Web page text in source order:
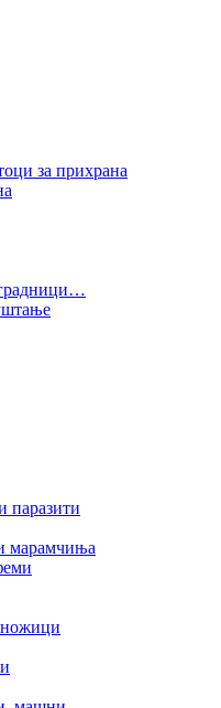
за прихрана
паразити
марамчиња